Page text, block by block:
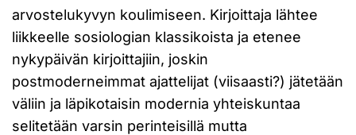
arvostelukyvyn koulimiseen. Kirjoittaja lähtee
liikkeelle sosiologian klassikoista ja etenee
nykypäivän kirjoittajiin, joskin
postmoderneimmat ajattelijat (viisaasti?) jätetään
väliin ja läpikotaisin modernia yhteiskuntaa
selitetään varsin perinteisillä mutta